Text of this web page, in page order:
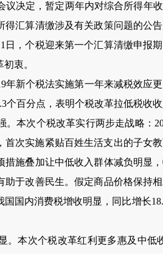
决定，暂定两年内对综合所得年
得汇算清缴涉及有关政策问题的公
日，个税迎来第一个汇算清缴申报
衷。
个税法实施第一年来减税效应更
个百分点，表明个税改革拉低税收
次个税改革实行两步走战略：
首次实施紧贴百姓生活支出的子女
措施叠加让中低收入群体减负明显
助于改善民生。假定商品价格保持
国国内消费税增收明显，同比增长
本次个税改革红利更多惠及中低